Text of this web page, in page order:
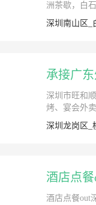
洲茶歇，白
深圳南山区_
承接广
深圳市旺和
烤、宴会外
深圳龙岗区_
酒店点
酒店点餐out